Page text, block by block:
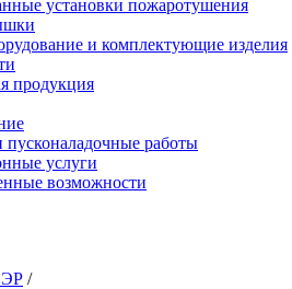
установки пожаротушения
и комплектующие изделия
продукция
работы
услуги
возможности
/